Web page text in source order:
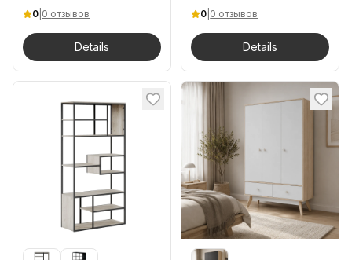
0 0 отзывов
Details
Dsan.Ch
0 0 отзывов
Details